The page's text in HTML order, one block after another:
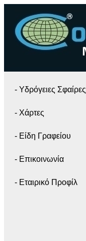
- Yδρόγειες Σφαίρες
- Χάρτες
- Είδη Γραφείου
- Επικοινωνία
- Εταιρικό Προφίλ